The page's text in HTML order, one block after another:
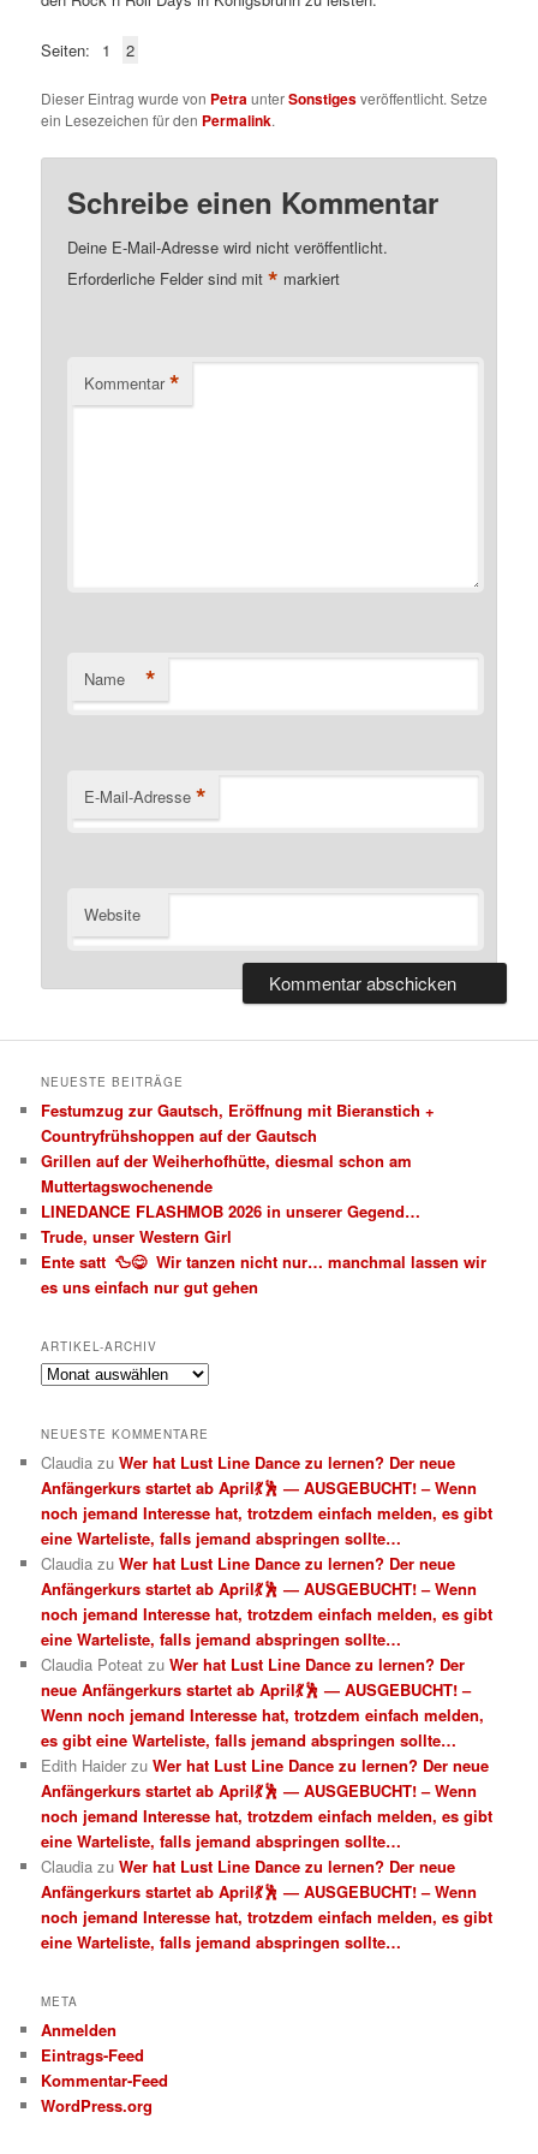
Seiten: 1 2
Dieser Eintrag wurde von PetraunterSonstigesveröffentlicht. Setze
ein Lesezeichen für den Permalink.
Schreibe einen Kommentar
Deine E-Mail-Adresse wird nicht veröffentlicht.
Erforderliche Felder sind mit* markiert
Kommentar *
Name *
E-Mail-Adresse *
Website
NEUESTE BEITRÄGE
Festumzug zur Gautsch, Eröffnung mit Bieranstich +
Countryfrühshoppen auf der Gautsch
Grillen auf der Weiherhofhütte, diesmal schon am
Muttertagswochenende
LINEDANCE FLASHMOB 2026 in unserer Gegend…
Trude, unser Western Girl
Ente satt 🦆😋 Wir tanzen nicht nur… manchmal lassen wir
es uns einfach nur gut gehen
ARTIKEL-ARCHIV
Artikel-
NEUESTE KOMMENTARE
Claudia zuWer hat Lust Line Dance zu lernen? Der neue
Anfängerkurs startet ab April💃🕺 — AUSGEBUCHT! – Wenn
noch jemand Interesse hat, trotzdem einfach melden, es gibt
eine Warteliste, falls jemand abspringen sollte…
Claudia zuWer hat Lust Line Dance zu lernen? Der neue
Anfängerkurs startet ab April💃🕺 — AUSGEBUCHT! – Wenn
noch jemand Interesse hat, trotzdem einfach melden, es gibt
eine Warteliste, falls jemand abspringen sollte…
Claudia Poteat zuWer hat Lust Line Dance zu lernen? Der
neue Anfängerkurs startet ab April💃🕺 — AUSGEBUCHT! –
Wenn noch jemand Interesse hat, trotzdem einfach melden,
es gibt eine Warteliste, falls jemand abspringen sollte…
Edith Haider zuWer hat Lust Line Dance zu lernen? Der neue
Anfängerkurs startet ab April💃🕺 — AUSGEBUCHT! – Wenn
noch jemand Interesse hat, trotzdem einfach melden, es gibt
eine Warteliste, falls jemand abspringen sollte…
Claudia zuWer hat Lust Line Dance zu lernen? Der neue
Anfängerkurs startet ab April💃🕺 — AUSGEBUCHT! – Wenn
noch jemand Interesse hat, trotzdem einfach melden, es gibt
eine Warteliste, falls jemand abspringen sollte…
META
Anmelden
Eintrags-Feed
Kommentar-Feed
WordPress.org